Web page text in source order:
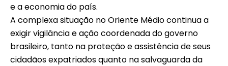
e a economia do país.
A complexa situação no Oriente Médio continua a
exigir vigilância e ação coordenada do governo
brasileiro, tanto na proteção e assistência de seus
cidadãos expatriados quanto na salvaguarda da